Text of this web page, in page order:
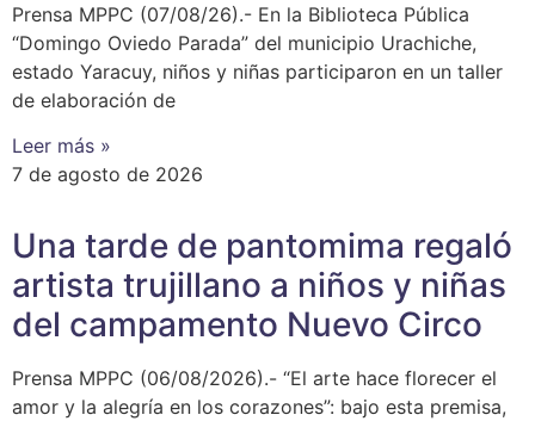
Prensa MPPC (07/08/26).- En la Biblioteca Pública
“Domingo Oviedo Parada” del municipio Urachiche,
estado Yaracuy, niños y niñas participaron en un taller
de elaboración de
Leer más »
7 de agosto de 2026
Una tarde de pantomima regaló
artista trujillano a niños y niñas
del campamento Nuevo Circo
Prensa MPPC (06/08/2026).- “El arte hace florecer el
amor y la alegría en los corazones”: bajo esta premisa,